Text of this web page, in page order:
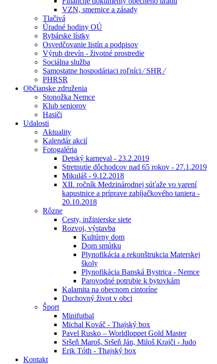
VZN, smernice a zásady
Tlačivá
Úradné hodiny OÚ
Rybárske lístky
Osvedčovanie listín a podpisov
Výrub drevín - životné prostredie
Sociálna služba
Samostatne hospodáriaci roľníci ⁄ SHR ⁄
PHRSR
Občianske združenia
Stonožka Nemce
Klub seniorov
Hasiči
Udalosti
Aktuality
Kalendár akcií
Fotogaléria
Detský karneval - 23.2.2019
Stretnutie dôchodcov nad 65 rokov - 27.1.2019
Mikuláš - 9.12.2018
XII. ročník Medzinárodnej súťaže vo varení
kapustnice a príprave zabíjačkového taniera -
20.10.2018
Rôzne
Cesty, inžinierske siete
Rozvoj, výstavba
Kultúrny dom
Dom smútku
Plynofikácia a rekonštrukcia Materskej
školy
Plynofikácia Banská Bystrica - Nemce
Parovodné potrubie k bytovkám
Kalamita na obecnom cintoríne
Duchovný život v obci
Šport
Minifutbal
Michal Kováč - Thajský box
Pavel Rusko – Worldloppet Gold Master
Sršeň Maroš, Sršeň Ján, Miloš Krajči - Judo
Erik Tóth - Thajský box
Kontakt